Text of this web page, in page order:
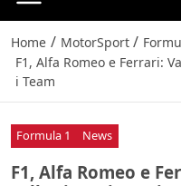
Home / MotorSport /
F1, Alfa Romeo e Ferrari:
i Team
Formula 1 News
F1, Alfa Romeo e